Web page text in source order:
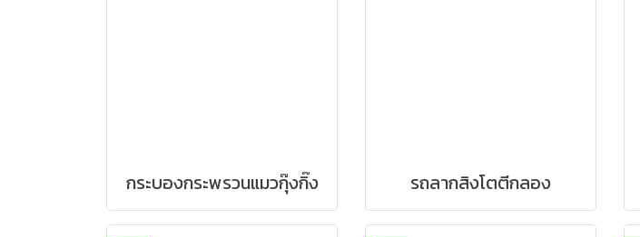
กระบองกระพรวนแมวกุ๊งกิ๊ง รถลากสิงโตตีกลอง